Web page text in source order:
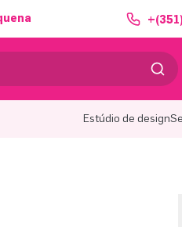
Estúdio de design